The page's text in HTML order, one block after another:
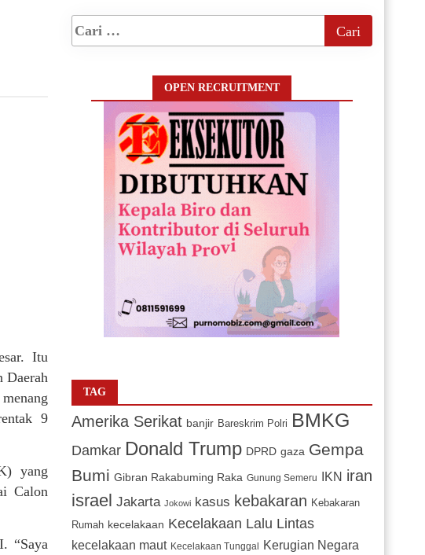
Itu
Daerah
9
yang
Calon
“Saya
OPEN RECRUITMENT
TAG
Amerika Serikat banjir Bareskrim Polri BMKG
Damkar Donald Trump DPRD gaza Gempa
Bumi Gibran Rakabuming Raka Gunung Semeru IKN iran
israel Jakarta Jokowi kasus kebakaran Kebakaran
Rumah kecelakaan Kecelakaan Lalu Lintas
kecelakaan maut Kecelakaan Tunggal Kerugian Negara